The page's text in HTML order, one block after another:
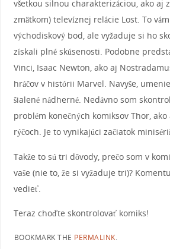
všetkou silnou charakterizáciou, ako aj
zmätkom) televíznej relácie Lost. To
východiskový bod, ale vyžaduje si ho
získali plné skúsenosti. Podobne
Vinci, Isaac Newton, ako aj
hráčov v histórii Marvel. Navyše,
šialené nádherné. Nedávno som
problém konečných komiksov Thor,
rýčoch. Je to vynikajúci začiatok
Takže to sú tri dôvody, prečo som v
vaše (nie to, že si vyžaduje tri)?
vedieť.
Teraz choďte skontrolovať komiks!
BOOKMARK THE PERMALINK.